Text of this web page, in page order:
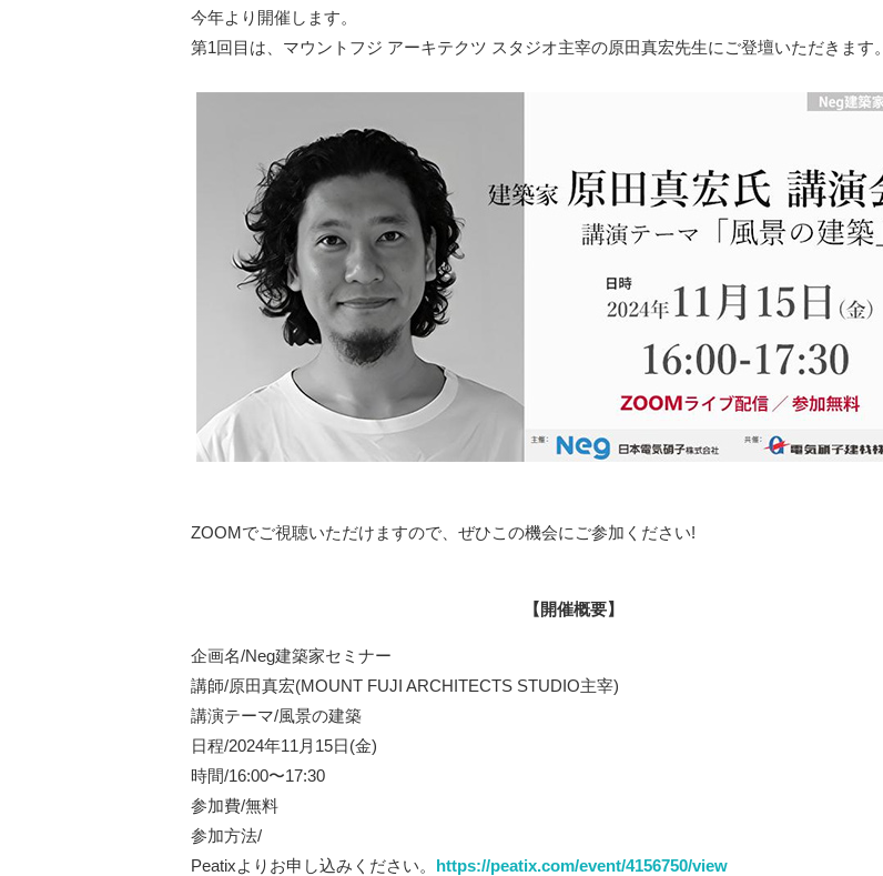
今年より開催します。
第1回目は、マウントフジ アーキテクツ スタジオ主宰の原田真宏先生にご登壇いただきます。
ZOOMでご視聴いただけますので、ぜひこの機会にご参加ください!
【開催概要】
企画名/Neg建築家セミナー
講師/原田真宏(MOUNT FUJI ARCHITECTS STUDIO主宰)
講演テーマ/風景の建築
日程/2024年11月15日(金)
時間/16:00〜17:30
参加費/無料
参加方法/
Peatixよりお申し込みください。 https://peatix.com/event/4156750/view